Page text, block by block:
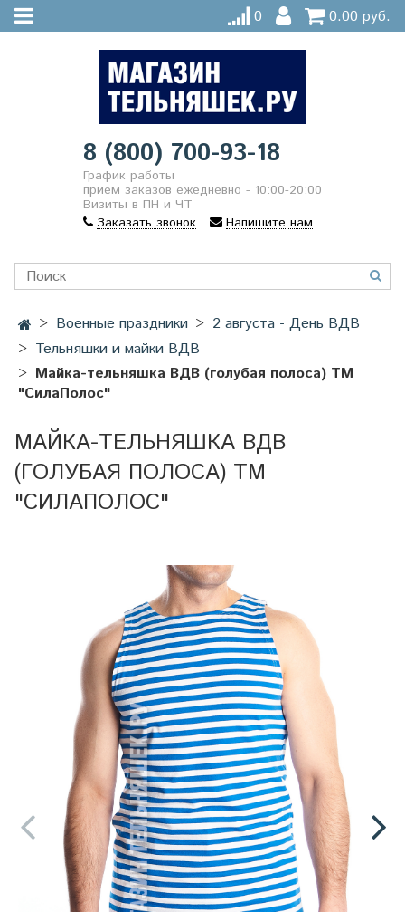
0 0.00 руб.
8 (800) 700-93-18
График работы
прием заказов ежедневно - 10:00-20:00
Визиты в ПН и ЧТ
Заказать звонок
Напишите нам
Военные праздники
2 августа - День ВДВ
Тельняшки и майки ВДВ
Майка-тельняшка ВДВ (голубая полоса) ТМ
"СилаПолос"
МАЙКА-ТЕЛЬНЯШКА ВДВ
(ГОЛУБАЯ ПОЛОСА) ТМ
"СИЛАПОЛОС"